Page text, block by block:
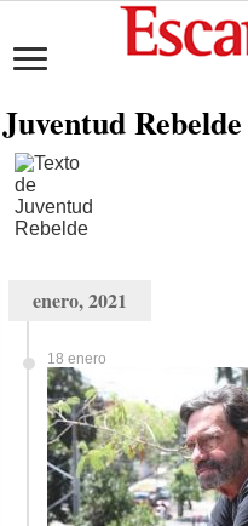
Juventud Rebelde
enero, 2021
18 enero